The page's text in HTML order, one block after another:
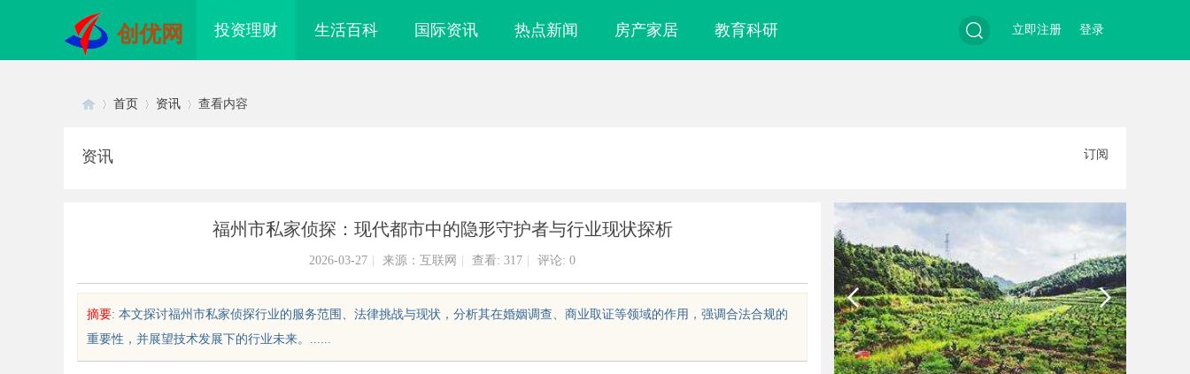
创优网 投资理财 生活百科 国际资讯 热点新闻 房产家居 教育科研 登录
立即注册
首页 资讯 查看内容
资讯 订阅
福州市私家侦探：现代都市中的隐形守护者与行业现状探析
2026-03-27 来源：互联网 查看: 317 评论: 0
摘要: 本文探讨福州市私家侦探行业的服务范围、法律挑战与现状，分析其在婚姻调查、商业取证等领域的作用，强调合法合规的
重要性，并展望技术发展下的行业未来。......